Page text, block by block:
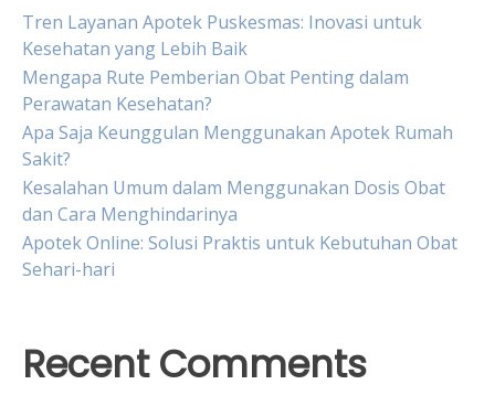
Tren Layanan Apotek Puskesmas: Inovasi untuk
Kesehatan yang Lebih Baik
Mengapa Rute Pemberian Obat Penting dalam
Perawatan Kesehatan?
Apa Saja Keunggulan Menggunakan Apotek Rumah
Sakit?
Kesalahan Umum dalam Menggunakan Dosis Obat
dan Cara Menghindarinya
Apotek Online: Solusi Praktis untuk Kebutuhan Obat
Sehari-hari
Recent Comments